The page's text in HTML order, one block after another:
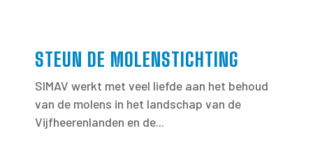
STEUN DE MOLENSTICHTING
SIMAV werkt met veel liefde aan het behoud
van de molens in het landschap van de
Vijfheerenlanden en de...